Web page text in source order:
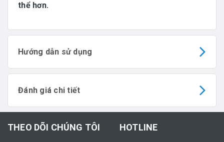
thể hơn.
Hướng dẫn sử dụng
Đánh giá chi tiết
THEO DÕI CHÚNG TÔI HOTLINE